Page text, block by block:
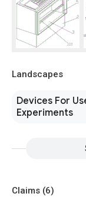
Landscapes
Devices For
Experiments
Claims (6)